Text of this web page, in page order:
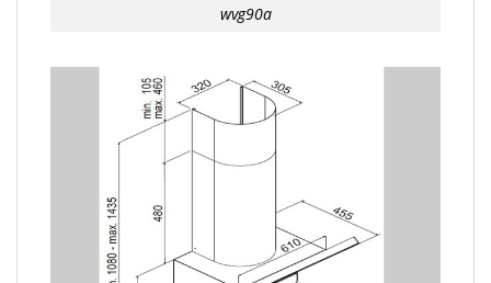
wvg90a